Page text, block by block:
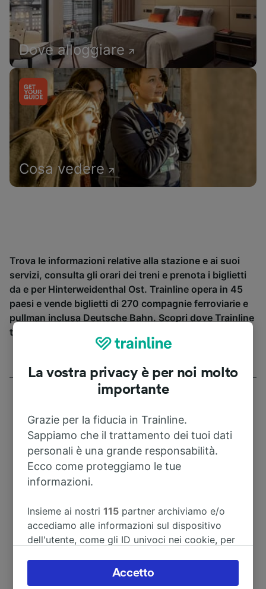
Dove alloggiare
Cosa vedere
Trova le informazioni relative alla stazione e ai suoi
servizi, consulta gli orari dei treni e prenota i biglietti
da e per Hinterweidenthal Ost. Trainline opera in 45
paesi e vende biglietti di 270 compagnie ferroviarie e
pullman inclusa Deutsche Bahn. Scopri dove Trainline
ti può portare da Hinterweidenthal Ost.
Kaltenbach 15
Deutschland
La vostra privacy è per noi molto
importante
Grazie per la fiducia in Trainline.
Sappiamo che il trattamento dei tuoi dati
personali è una grande responsabilità.
Ecco come proteggiamo le tue
informazioni.
Insieme ai nostri115 partner archiviamo e/o
accediamo alle informazioni sul dispositivo
dell'utente, come gli ID univoci nei cookie, per
accettare o gestire le proprie scelte facendo
clic di seguito, tra cui il proprio diritto di
Accetto